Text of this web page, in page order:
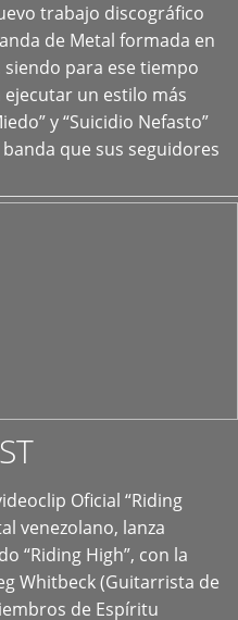
trabajo discográfico
de Metal formada en
siendo para ese tiempo
ejecutar un estilo más
y “Suicidio Nefasto”
que sus seguidores
Oficial “Riding
venezolano, lanza
“Riding High”, con la
Whitbeck (Guitarrista de
de Espíritu